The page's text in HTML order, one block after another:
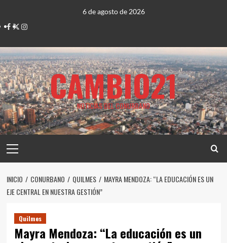
contenido
6 de agosto de 2026
Facebook
TwitterInstagram
CAMBIO21
NOTICIAS DEL CONURBANO
principal
INICIO CONURBANO QUILMES
MAYRA MENDOZA: “LA EDUCACIÓN ES UN
EJE CENTRAL EN NUESTRA GESTIÓN”
Quilmes
Mayra Mendoza: “La educación es un